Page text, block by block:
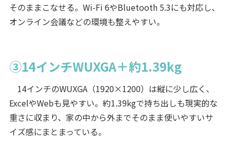
そのままこなせる。Wi-Fi 6やBluetooth 5.3にも対応し、
オンライン会議などの環境も整えやすい。
③14インチWUXGA＋約1.39kg
14インチのWUXGA（1920×1200）は縦に少し広く、
ExcelやWebも見やすい。約1.39kgで持ち出しも現実的な
重さに収まり、家の中から外までそのまま使いやすいサ
イズ感にまとまっている。